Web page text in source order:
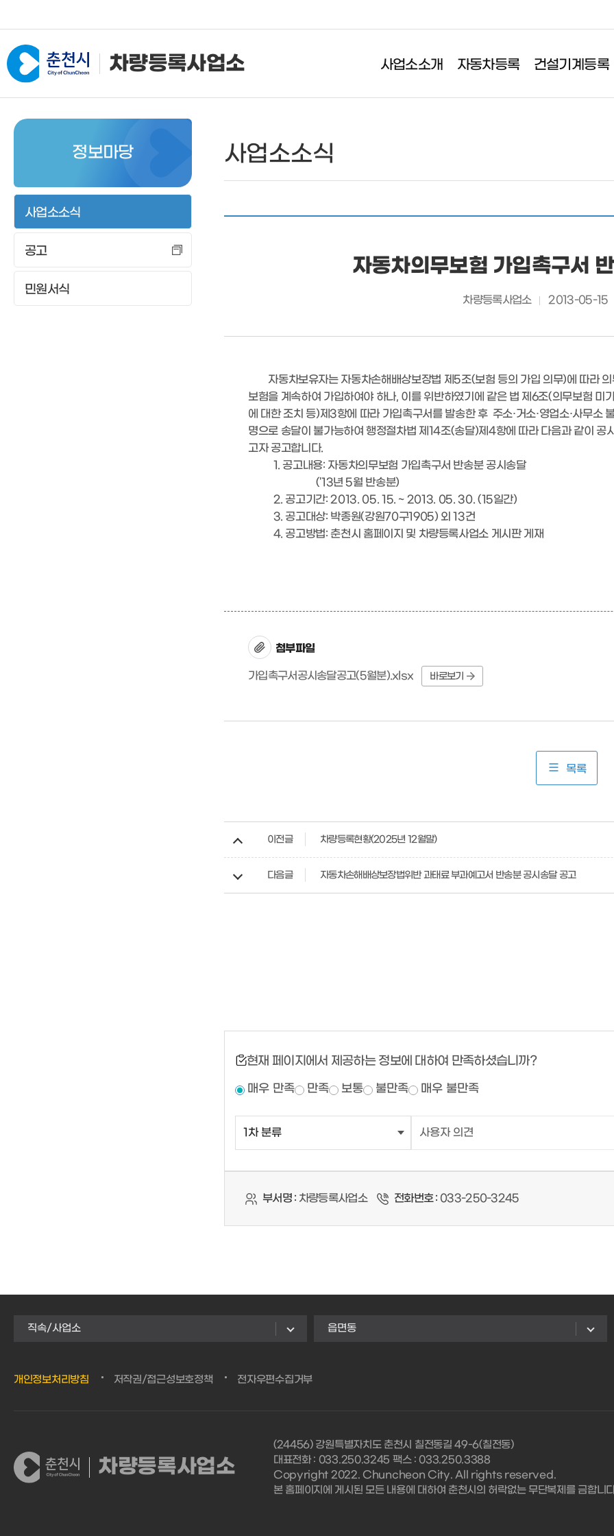
차량등록사업소 사업소소개
사업소소개
전화번호
위치안내
자동차등록
이전등록
임시운행
등록말소
자가용화물자동차 사용신
등록원부발급/열람
건설기계등록
신규등록
등록사항변경
이륜자동차 정기검사
자동차의무보험
정보마당
사업소소식
공고
민원서식
사업소소식
자동차의무보험 가입촉구서
차량등록사업소 2013-05-15
자동차보유자는 자동차손해배상보장법 제5조(보험 등의 가입 의무)에 따라 의
보험을 계속하여 가입하여야 하나, 이를 위반하였기에 같은 법 제6조(의무보험 미
에 대한 조치 등)제3항에 따라 가입촉구서를 발송한 후 주소·거소·영업소·사무소
명으로 송달이 불가능하여 행정절차법 제14조(송달)제4항에 따라 다음과 같이 공
고자 공고합니다.
1. 공고내용: 자동차의무보험 가입촉구서 반송분 공시송달
('13년 5월 반송분)
2. 공고기간: 2013. 05. 15. ~ 2013. 05. 30. (15일간)
3. 공고대상: 박종원(강원70구1905) 외 13건
4. 공고방법: 춘천시 홈페이지 및 차량등록사업소 게시판 게재
첨부파일
가입촉구서공시송달공고(5월분).xlsx 바로보기
목록
이전글 차량등록현황(2025년 12월말)
다음글 자동차손해배상보장법위반 과태료 부과예고서 반송분 공시송달 공고
현재 페이지에서 제공하는 정보에 대하여 만족하셨습니까?
매우 만족 만족 보통 불만족 매우 불만족
부서명 : 차량등록사업소 전화번호 : 033-250-3245
직속/사업소 읍면동
개인정보처리방침 저작권/접근성보호정책 전자우편수집거부
차량등록사업소
(24456) 강원특별자치도 춘천시 칠전동길 49-6(칠전동)
대표전화 : 033.250.3245 팩스 : 033.250.3388
Copyright 2022. Chuncheon City. All rights reserved.
본 홈페이지에 게시된 모든 내용에 대하여 춘천시의 허락없는 무단복제를 금합니